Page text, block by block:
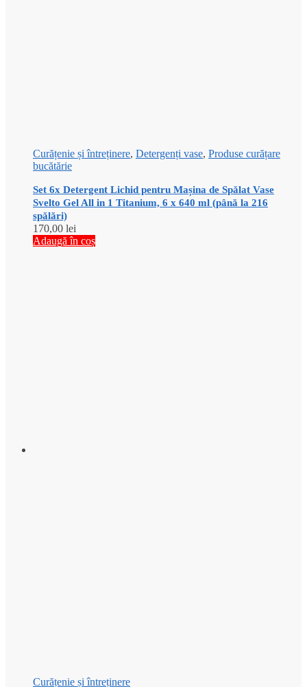
Curățenie și întreținere, Detergenți vase, Produse curățare
bucătărie
Set 6x Detergent Lichid pentru Mașina de Spălat Vase
Svelto Gel All in 1 Titanium, 6 x 640 ml (până la 216
spălări)
170,00 lei
Adaugă în coș
Curățenie și întreținere